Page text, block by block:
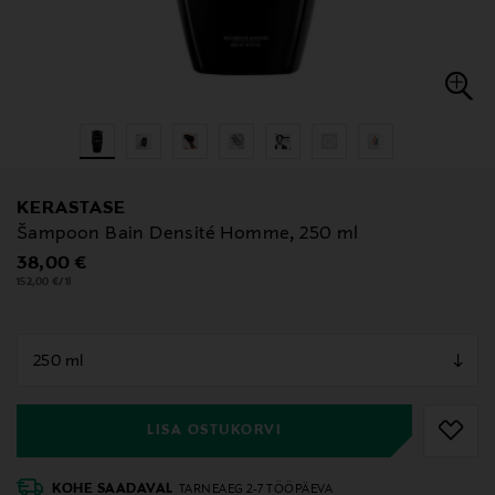
KERASTASE
Šampoon Bain Densité Homme, 250 ml
Original Price
38,00 €
152,00 €/1l
LISA OSTUKORVI
KOHE SAADAVAL TARNEAEG 2-7 TÖÖPÄEVA